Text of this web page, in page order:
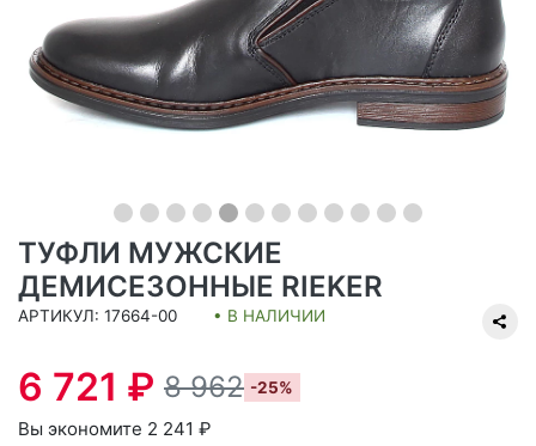
ТУФЛИ МУЖСКИЕ
ДЕМИСЕЗОННЫЕ RIEKER
АРТИКУЛ: 17664-00 • В НАЛИЧИИ
6 721 ₽ 8 962 -25%
Вы экономите 2 241 ₽